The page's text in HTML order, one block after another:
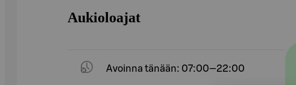
Aukioloajat
Avoinna tänään: 07:00—22:00